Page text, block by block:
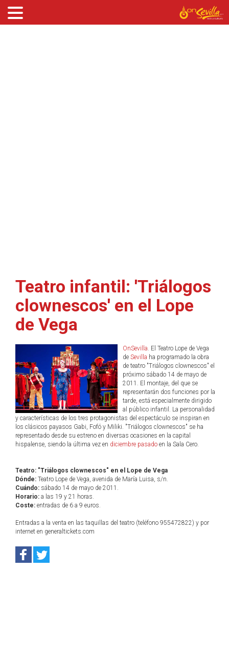
Teatro infantil: 'Triálogos
clownescos' en el Lope
de Vega
OnSevilla. El Teatro Lope de Vega
de Sevilla ha programado la obra
de teatro "Triálogos clownescos" el
próximo sábado 14 de mayo de
2011. El montaje, del que se
representarán dos funciones por la
tarde, está especialmente dirigido
al público infantil. La personalidad
y características de los tres protagonistas del espectáculo se inspiran en
los clásicos payasos Gabi, Fofó y Miliki. "Triálogos clownescos" se ha
representado desde su estreno en diversas ocasiones en la capital
hispalense, siendo la última vez en diciembre pasado en la Sala Cero.
Teatro: "Triálogos clownescos" en el Lope de Vega
Dónde: Teatro Lope de Vega, avenida de María Luisa, s/n.
Cuándo: sábado 14 de mayo de 2011.
Horario: a las 19 y 21 horas.
Coste: entradas de 6 a 9 euros.
Entradas a la venta en las taquillas del teatro (teléfono 955472822) y por
internet en generaltickets.com